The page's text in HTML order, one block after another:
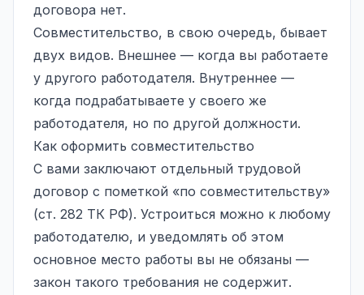
договора нет.
Совместительство, в свою очередь, бывает
двух видов. Внешнее — когда вы работаете
у другого работодателя. Внутреннее —
когда подрабатываете у своего же
работодателя, но по другой должности.
Как оформить совместительство
С вами заключают отдельный трудовой
договор с пометкой «по совместительству»
(ст. 282 ТК РФ). Устроиться можно к любому
работодателю, и уведомлять об этом
основное место работы вы не обязаны —
закон такого требования не содержит.